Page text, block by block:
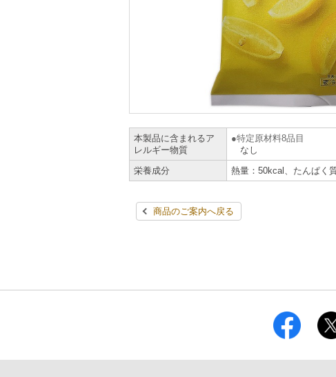
本製品に含まれるア
レルギー物質
特定原材料8品目
なし
栄養成分
熱量：50kcal、たんぱく
商品のご案内へ戻る